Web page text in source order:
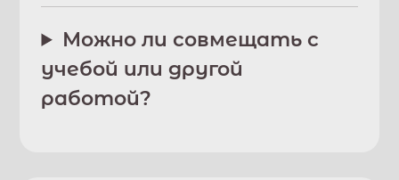
Можно ли совмещать с
учебой или другой
работой?